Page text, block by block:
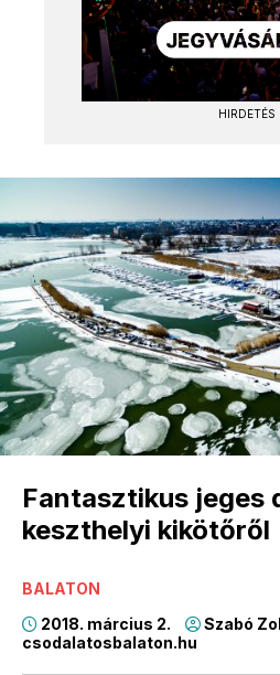
HIRDETÉS
Fantasztikus jeges
keszthelyi kikötőről
BALATON
2018. március 2.
Szabó
csodalatosbalaton.hu